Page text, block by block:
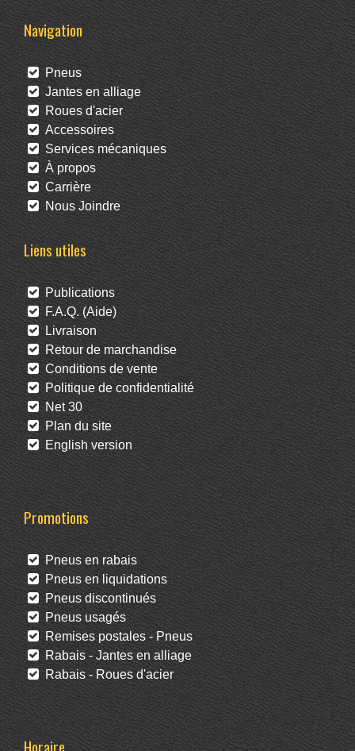
Navigation
Pneus
Jantes en alliage
Roues d'acier
Accessoires
Services mécaniques
À propos
Carrière
Nous Joindre
Liens utiles
Publications
F.A.Q. (Aide)
Livraison
Retour de marchandise
Conditions de vente
Politique de confidentialité
Net 30
Plan du site
English version
Promotions
Pneus en rabais
Pneus en liquidations
Pneus discontinués
Pneus usagés
Remises postales - Pneus
Rabais - Jantes en alliage
Rabais - Roues d'acier